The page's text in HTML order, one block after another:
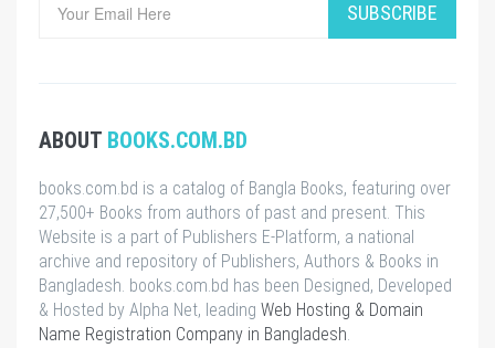
SUBSCRIBE
ABOUT BOOKS.COM.BD
books.com.bd is a catalog of Bangla Books, featuring over
27,500+ Books from authors of past and present. This
Website is a part of Publishers E-Platform, a national
archive and repository of Publishers, Authors & Books in
Bangladesh. books.com.bd has been Designed, Developed
& Hosted by Alpha Net, leading Web Hosting & Domain
Name Registration Company in Bangladesh.